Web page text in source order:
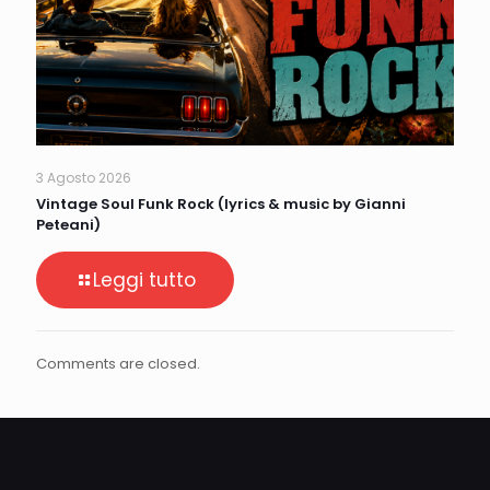
3 Agosto 2026
Vintage Soul Funk Rock (lyrics & music by Gianni
Peteani)
Leggi tutto
Comments are closed.